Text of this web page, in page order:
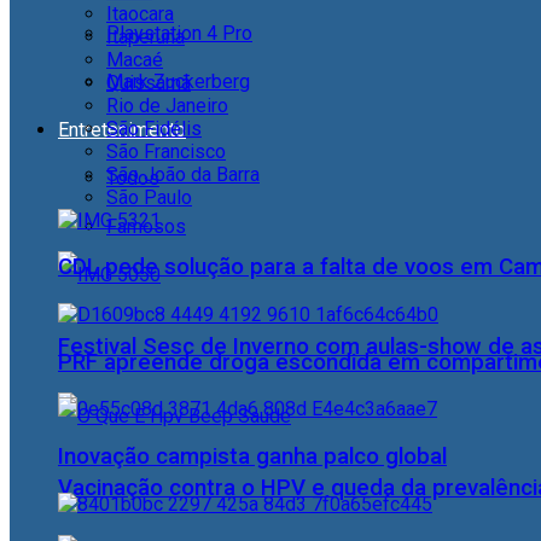
Playstation 4 Pro
Mark Zuckerberg
Entretenimento
Todos
Famosos
Festival Sesc de Inverno com aulas-show de
Vacinação contra o HPV e queda da
Itaocara
Itaperuna
Macaé
Quissamã
Rio de Janeiro
São Fidélis
São Francisco
São João da Barra
São Paulo
CDL pede solução para a falta de voos em
PRF apreende droga escondida em
Inovação campista ganha palco global